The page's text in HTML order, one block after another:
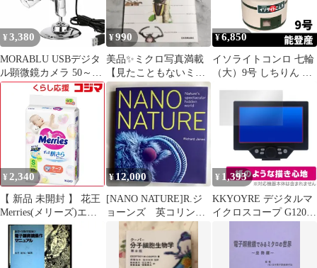
¥ 3,380
MORABLU USBデジタ
ル顕微鏡カメラ 50～
1600倍拡大 スマホPC対
応 ポータブル電子顕微
鏡 HDカメラ付き LED
搭載 Android互換 作業
観察用
¥990
美品✨ミクロ写真満載
【見たこともないミラ
クルワールド昆虫の雑
学事典】大人も子供も
¥6,850
イソライトコンロ 七輪
（大）9号 しちりん 定
尾市 北海道・沖縄以
¥ 2,340
【 新品 未開封 】 花王
Merries(メリーズ)エア
スルー テープ Sサイズ
(4-8kg) 62枚入 未使用
送料無料
¥ 12,000
[NANO NATURE]R.ジ
ョーンズ 英コリンズ
社電子顕微鏡による驚
異の実相
¥ 1,393
KKYOYRE デジタルマ
イクロスコープ G1200
Paper for 電子顕微鏡 書
き味向上 紙のような描